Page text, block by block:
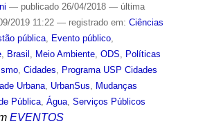
— publicado26/04/2018 — última
2019 11:22 — registrado em: Ciências
pública, Evento público,
, Brasil Meio Ambiente, ODS
Políticas
, Cidades
Programa USP Cidades
Urbana, UrbanSus
Mudanças
Pública, Água, Serviços Públicos
EVENTOS